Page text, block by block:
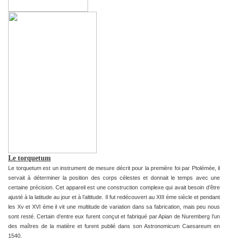
Le torquetum
Le torquetum est un instrument de mesure décrit pour la première foi par Ptolémée, il
servait à déterminer la position des corps célestes et donnait le temps avec une
certaine précision. Cet appareil est une construction complexe qui avait besoin d’être
ajusté à la latitude au jour et à l’altitude. Il fut redécouvert au XIII éme siècle et pendant
les Xv et XVI éme il vit une multitude de variation dans sa fabrication, mais peu nous
sont resté. Certain d’entre eux furent conçut et fabriqué par Apian de Nuremberg l’un
des maîtres de la matière et furent publié dans son Astronomicum Caesareum en
1540.